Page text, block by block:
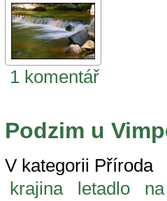
1 komentář
Podzim u
V kategorii Příroda
krajina
letadlo